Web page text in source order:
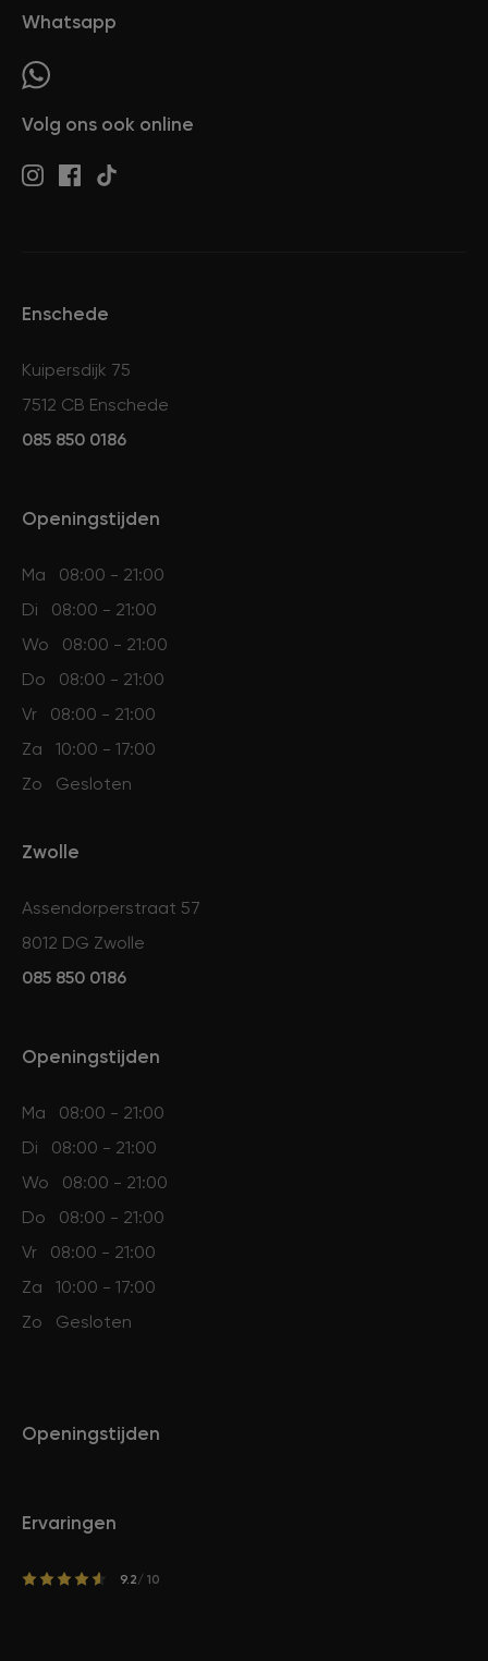
Whatsapp
Volg ons ook online
Enschede
Kuipersdijk 75
7512 CB Enschede
085 850 0186
Openingstijden
Ma
08:00 - 21:00
Di
08:00 - 21:00
Wo
08:00 - 21:00
Do
08:00 - 21:00
Vr
08:00 - 21:00
Za
10:00 - 17:00
Zo
Gesloten
Zwolle
Assendorperstraat 57
8012 DG Zwolle
085 850 0186
Openingstijden
Ma
08:00 - 21:00
Di
08:00 - 21:00
Wo
08:00 - 21:00
Do
08:00 - 21:00
Vr
08:00 - 21:00
Za
10:00 - 17:00
Zo
Gesloten
Openingstijden
Ervaringen
9.2/ 10